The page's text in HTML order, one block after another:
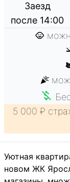
Заезд
после 14:00
5 000 ₽
Уютная
новом ЖК